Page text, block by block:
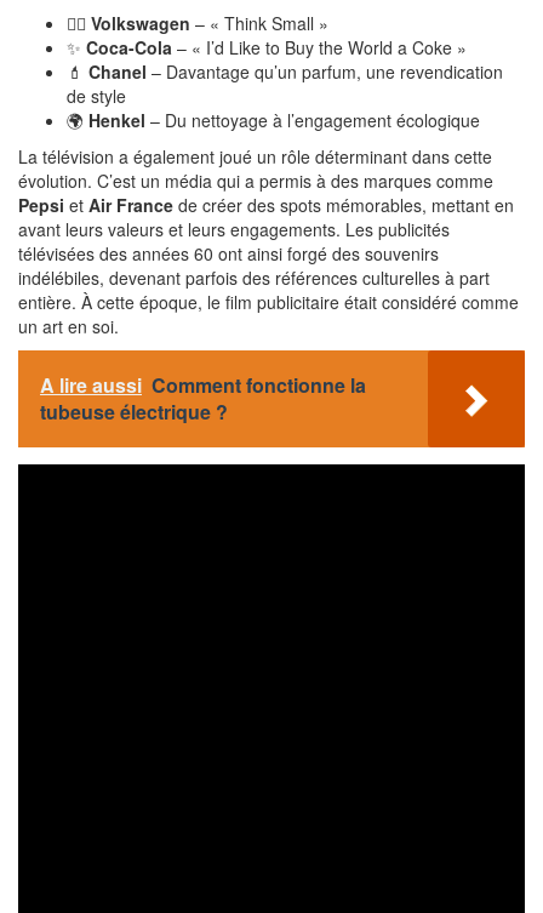
🏄‍♂️ Volkswagen – « Think Small »
✨ Coca-Cola – « I’d Like to Buy the World a Coke »
💄 Chanel – Davantage qu’un parfum, une revendication
de style
🌍 Henkel – Du nettoyage à l’engagement écologique
La télévision a également joué un rôle déterminant dans cette
évolution. C’est un média qui a permis à des marques comme
Pepsi et Air France de créer des spots mémorables, mettant en
avant leurs valeurs et leurs engagements. Les publicités
télévisées des années 60 ont ainsi forgé des souvenirs
indélébiles, devenant parfois des références culturelles à part
entière. À cette époque, le film publicitaire était considéré comme
un art en soi.
A lire aussi Comment fonctionne la
tubeuse électrique ?